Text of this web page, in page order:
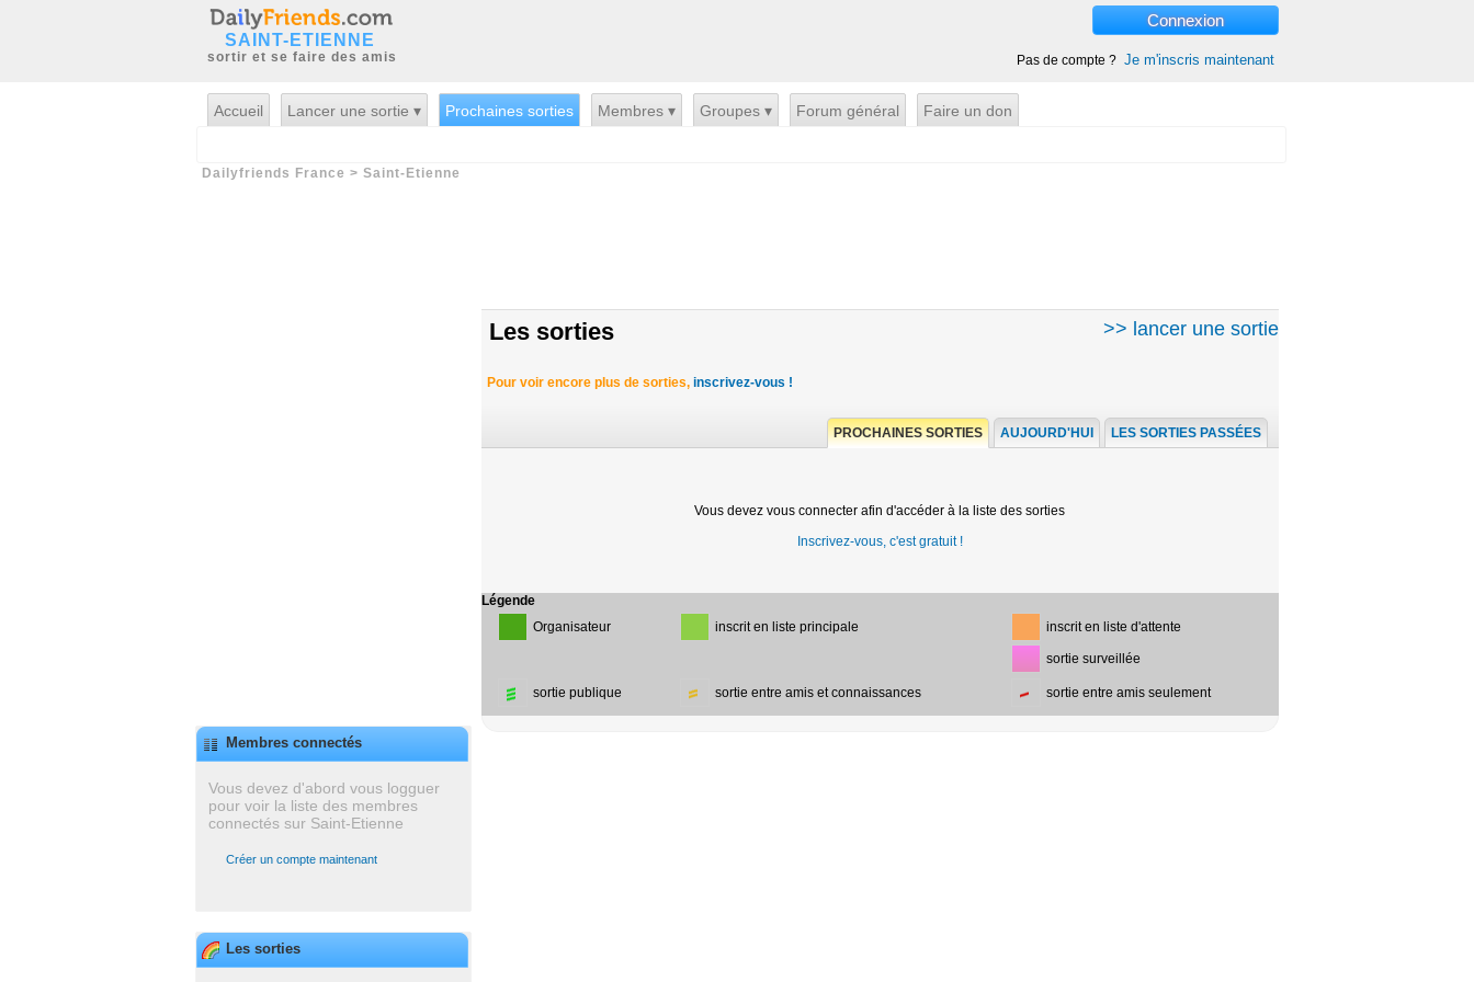
SAINT-ETIENNE
sortir et se faire des amis
Connexion
Pas de compte ? Je m'inscris maintenant
Accueil Lancer une sortie ▾ Prochaines sorties Membres ▾ Groupes ▾ Forum général Faire un don
Dailyfriends France > Saint-Etienne
Membres connectés
Vous devez d'abord vous logguer
pour voir la liste des membres
connectés sur Saint-Etienne
Créer un compte maintenant
Les sorties
>> lancer une sortie
Les sorties
Pour voir encore plus de sorties, inscrivez-vous !
LES SORTIES PASSÉES
AUJOURD'HUI
PROCHAINES SORTIES
Vous devez vous connecter afin d'accéder à la liste des sorties
Inscrivez-vous, c'est gratuit !
Légende
Organisateur
inscrit en liste principale inscrit en liste d'attente
sortie surveillée
sortie publique sortie entre amis et connaissances sortie entre amis seulement